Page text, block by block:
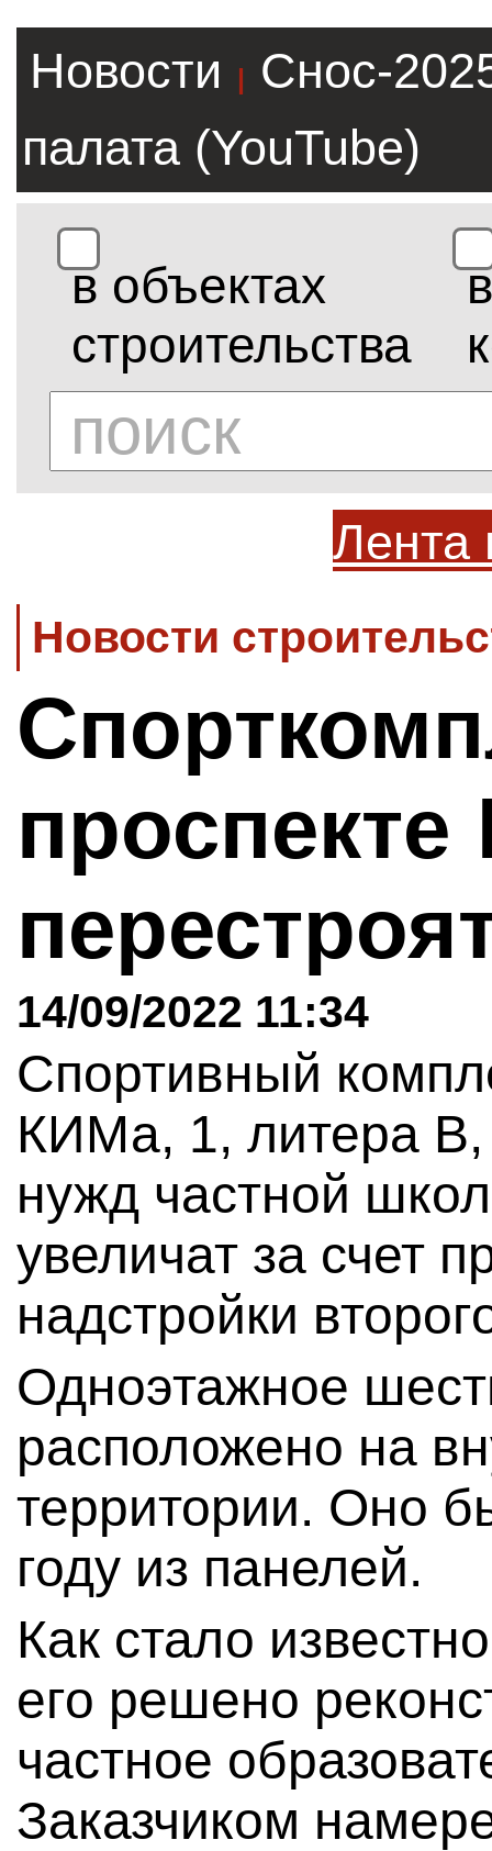
Новости |
Снос-
палата (YouTube)
в объектах
строительства
в
Лента
Новости
14/09/2022 11:34
Спортивный
КИМа, 1, литера В,
нужд частной
увеличат за счет
надстройки
Одноэтажное
расположено на
территории. Оно
году из панелей.
Как стало
его решено
частное
Заказчиком